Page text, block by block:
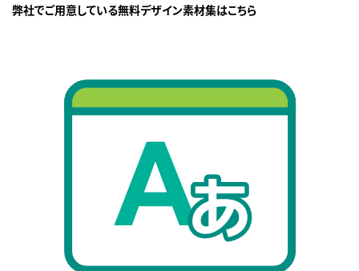
弊社でご用意している無料デザイン素材集はこちら